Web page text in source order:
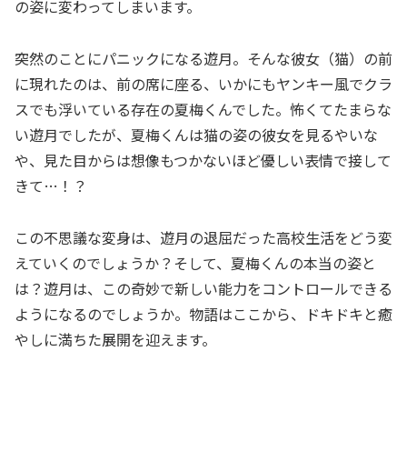
の姿に変わってしまいます。
突然のことにパニックになる遊月。そんな彼女（猫）の前
に現れたのは、前の席に座る、いかにもヤンキー風でクラ
スでも浮いている存在の夏梅くんでした。怖くてたまらな
い遊月でしたが、夏梅くんは猫の姿の彼女を見るやいな
や、見た目からは想像もつかないほど優しい表情で接して
きて…！？
この不思議な変身は、遊月の退屈だった高校生活をどう変
えていくのでしょうか？そして、夏梅くんの本当の姿と
は？遊月は、この奇妙で新しい能力をコントロールできる
ようになるのでしょうか。物語はここから、ドキドキと癒
やしに満ちた展開を迎えます。